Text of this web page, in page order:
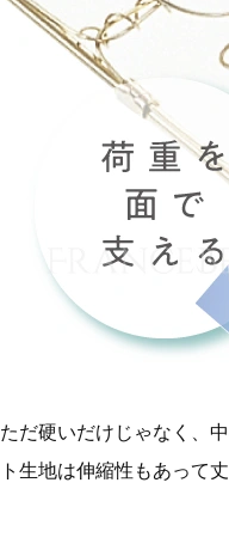
ただ硬いだけじゃなく、
ト生地は伸縮性もあって